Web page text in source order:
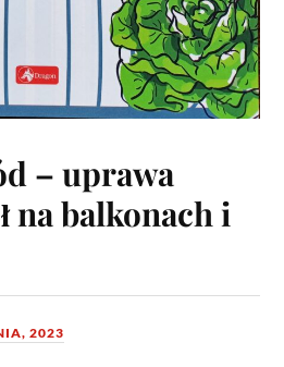
– uprawa
na balkonach i
2023